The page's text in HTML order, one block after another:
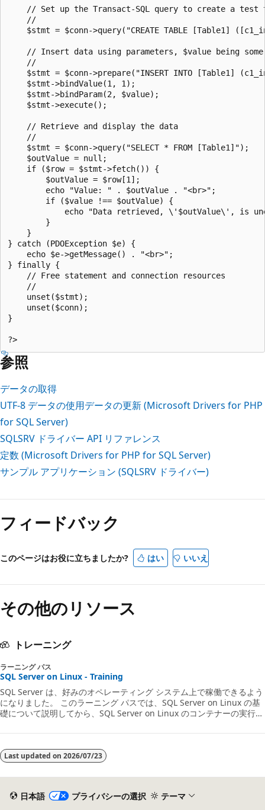
// Set up the Transact-SQL query to create a test
    //
$stmt = $conn->query("CREATE TABLE [Table1]
// Insert data using parameters, $value being
    //
$stmt = $conn->prepare("INSERT INTO [Table1]
    $stmt->bindValue(1, 1);
    $stmt->bindParam(2, $value);
    $stmt->execute();
    // Retrieve and display the data
    //
    $stmt = $conn->query("SELECT * FROM [Table1]");
    $outValue = null;
    if ($row = $stmt->fetch()) {
        $outValue = $row[1];
        echo "Value: " . $outValue . "<br>";
        if ($value !== $outValue) {
echo "Data retrieved, \'$outValue\', is
        }
    }
} catch (PDOException $e) {
    echo $e->getMessage() . "<br>";
} finally {
    // Free statement and connection resources
    //
    unset($stmt);
    unset($conn);
}
参照
データの取得
UTF-8 データの使用データの更新 (Microsoft Drivers for PHP
for SQL Server)
SQLSRV ドライバー API リファレンス
定数 (Microsoft Drivers for PHP for SQL Server)
サンプル アプリケーション (SQLSRV ドライバー)
フィードバック
このページはお役に立ちましたか? はい いいえ
その他のリソース
トレーニング
ラーニング パス
SQL Server on Linux - Training
SQL Server は、好みのオペレーティング システム上で稼働できるよう
になりました。 このラーニング パスでは、SQL Server on Linux の基
礎について説明してから、SQL Server on Linux のコンテナーの実行
その後、SQL Server on Linux のデプロイを自動的に調整する方法につ
Last updated on 2026/07/23
日本語 プライバシーの選択 テーマ